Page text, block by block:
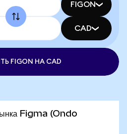
FIGON
CAD
FIGON НА CAD
Figma (Ondo